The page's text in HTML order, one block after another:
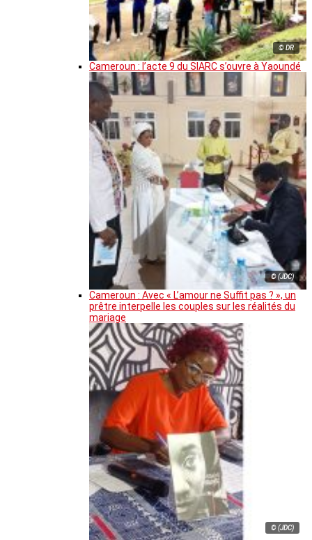
© DR
Cameroun : l’acte 9 du SIARC s’ouvre à Yaoundé
© (JDC)
Cameroun : Avec « L’amour ne Suffit pas ? », un
prêtre interpelle les couples sur les réalités du
mariage
© (JDC)